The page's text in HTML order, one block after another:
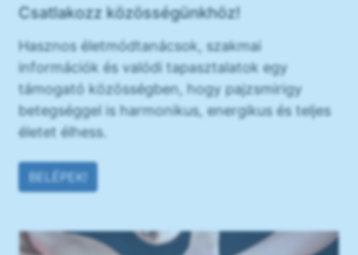
Csatlakozz közösségünkhöz!
Hasznos életmódtanácsok, szakmai
információk és valódi tapasztalatok egy
támogató közösségben, hogy pajzsmirigy
betegséggel is harmonikus, energikus és teljes
életet élhess.
BELÉPEK!